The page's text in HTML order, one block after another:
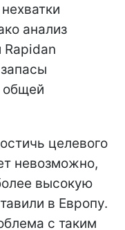
анализ
Rapidan
общей
целевого
невозможно,
высокую
в Европу.
с таким